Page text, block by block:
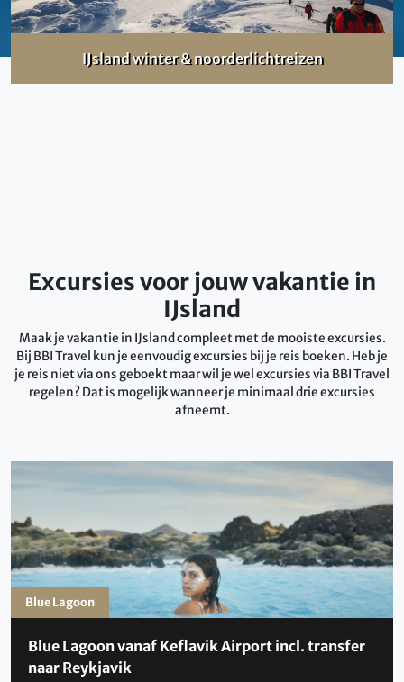
IJsland winter & noorderlichtreizen
Excursies voor jouw vakantie in
IJsland
Maak je vakantie in IJsland compleet met de mooiste excursies.
Bij BBI Travel kun je eenvoudig excursies bij je reis boeken. Heb je
je reis niet via ons geboekt maar wil je wel excursies via BBI Travel
regelen? Dat is mogelijk wanneer je minimaal drie excursies
afneemt.
Blue Lagoon vanaf Keflavik Airport incl. transfer
naar Reykjavik
Blue Lagoon